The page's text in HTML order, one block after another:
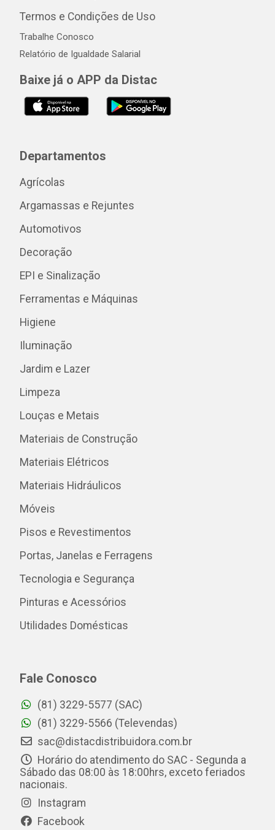
Termos e Condições de Uso
Trabalhe Conosco
Relatório de Igualdade Salarial
Baixe já o APP da Distac
Departamentos
Agrícolas
Argamassas e Rejuntes
Automotivos
Decoração
EPI e Sinalização
Ferramentas e Máquinas
Higiene
Iluminação
Jardim e Lazer
Limpeza
Louças e Metais
Materiais de Construção
Materiais Elétricos
Materiais Hidráulicos
Móveis
Pisos e Revestimentos
Portas, Janelas e Ferragens
Tecnologia e Segurança
Pinturas e Acessórios
Utilidades Domésticas
Fale Conosco
(81) 3229-5577 (SAC)
(81) 3229-5566 (Televendas)
sac@distacdistribuidora.com.br
Horário do atendimento do SAC - Segunda a
Sábado das 08:00 às 18:00hrs, exceto feriados
nacionais.
Instagram
Facebook